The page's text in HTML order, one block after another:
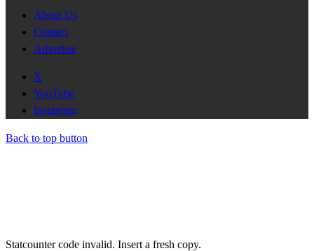
About Us
Contact
Advertise
X
YouTube
Instagram
Back to top button
Statcounter code invalid. Insert a fresh copy.